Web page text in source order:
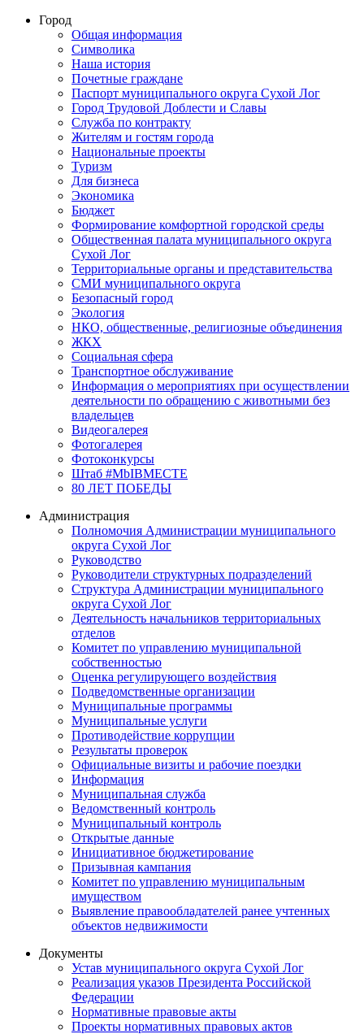
Город
Общая информация
Символика
Наша история
Почетные граждане
Паспорт муниципального округа Сухой Лог
Город Трудовой Доблести и Славы
Служба по контракту
Жителям и гостям города
Национальные проекты
Туризм
Для бизнеса
Экономика
Бюджет
Формирование комфортной городской среды
Общественная палата муниципального округа
Сухой Лог
Территориальные органы и представительства
СМИ муниципального округа
Безопасный город
Экология
НКО, общественные, религиозные объединения
ЖКХ
Социальная сфера
Транспортное обслуживание
Информация о мероприятиях при осуществлении
деятельности по обращению с животными без
владельцев
Видеогалерея
Фотогалерея
Фотоконкурсы
Штаб #MbIBMECTE
80 ЛЕТ ПОБЕДЫ
Администрация
Полномочия Администрации муниципального
округа Сухой Лог
Руководство
Руководители структурных подразделений
Структура Администрации муниципального
округа Сухой Лог
Деятельность начальников территориальных
отделов
Комитет по управлению муниципальной
собственностью
Оценка регулирующего воздействия
Подведомственные организации
Муниципальные программы
Муниципальные услуги
Противодействие коррупции
Результаты проверок
Официальные визиты и рабочие поездки
Информация
Муниципальная служба
Ведомственный контроль
Муниципальный контроль
Открытые данные
Инициативное бюджетирование
Призывная кампания
Комитет по управлению муниципальным
имуществом
Выявление правообладателей ранее учтенных
объектов недвижимости
Документы
Устав муниципального округа Сухой Лог
Реализация указов Президента Российской
Федерации
Нормативные правовые акты
Проекты нормативных правовых актов